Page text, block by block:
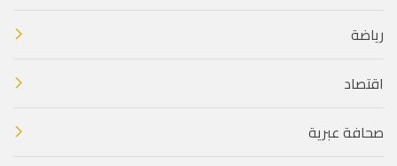
رياضة
اقتصاد
صحافة عبرية